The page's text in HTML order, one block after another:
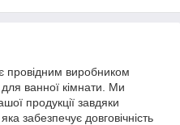
виробником
ванної кімнати. Ми
продукції завдяки
забезпечує довговічність